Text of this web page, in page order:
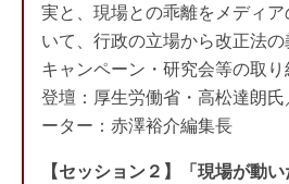
実と、現場との乖離をメディ
いて、行政の立場から改正法
キャンペーン・研究会等の取り
登壇：厚生労働省・高松達朗
ーター：赤澤裕介編集長
【セッション２】「現場が動